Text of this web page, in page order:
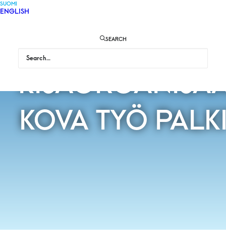
SUOMI
ENGLISH
SEARCH
RUKA
KOVA TYÖ